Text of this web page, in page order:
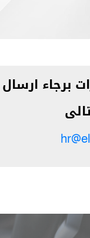
برجاء ارسال